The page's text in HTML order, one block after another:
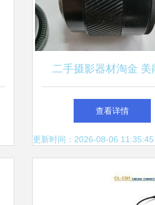
二手摄影器材淘金 美
50mm f/2.8镜头，350
入手吗？
查看详情
更新时间：2026-08-06 11:35:45